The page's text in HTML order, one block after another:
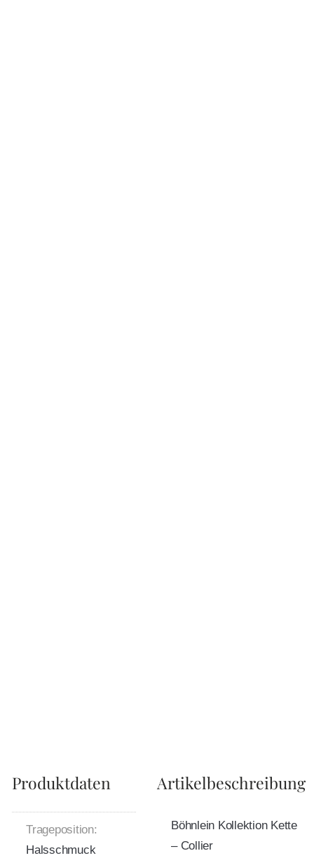
Produktdaten
Trageposition:
Halsschmuck
Artikelbeschreibung
Böhnlein Kollektion Kette
– Collier